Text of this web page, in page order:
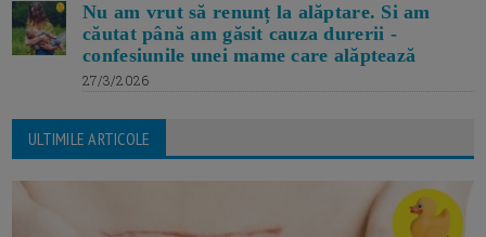
Nu am vrut să renunț la alăptare. Si am
căutat până am găsit cauza durerii -
confesiunile unei mame care alăptează
27/3/2026
ULTIMILE ARTICOLE